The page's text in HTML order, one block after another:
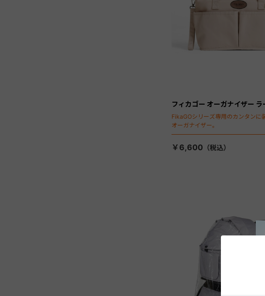
フィカゴー オーガナイザー ラ
FikaGOシリーズ専用のカンタンに
オーガナイザー。
￥6,600